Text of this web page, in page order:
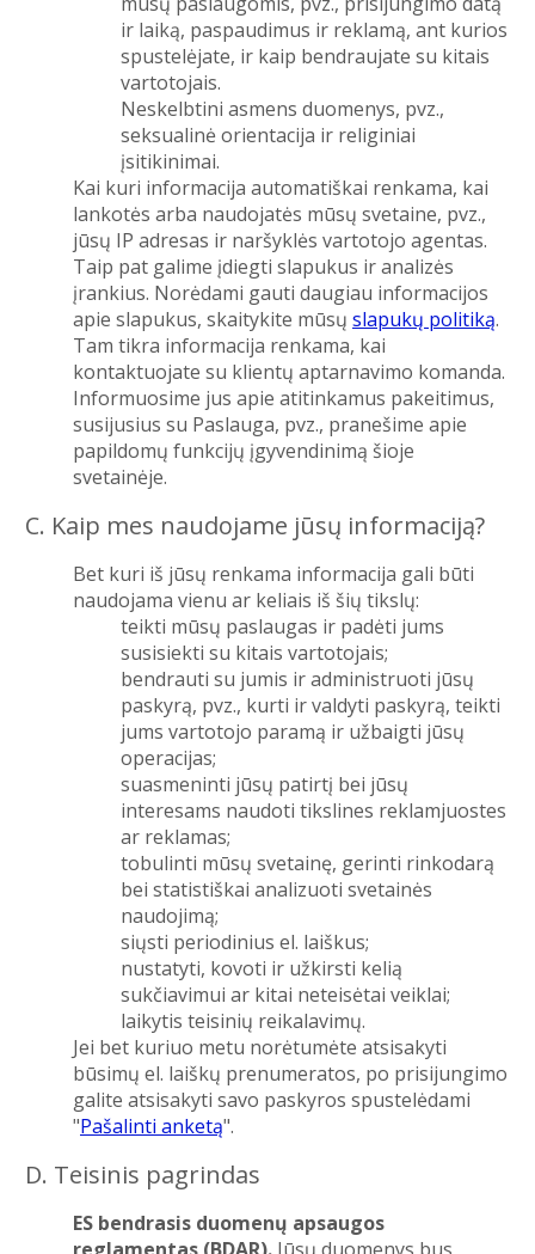
ir laiką, paspaudimus ir reklamą, ant kurios
spustelėjate, ir kaip bendraujate su kitais
vartotojais.
Neskelbtini asmens duomenys, pvz.,
seksualinė orientacija ir religiniai
įsitikinimai.
Kai kuri informacija automatiškai renkama, kai
lankotės arba naudojatės mūsų svetaine, pvz.,
jūsų IP adresas ir naršyklės vartotojo agentas.
Taip pat galime įdiegti slapukus ir analizės
įrankius. Norėdami gauti daugiau informacijos
apie slapukus, skaitykite mūsų slapukų politiką.
Tam tikra informacija renkama, kai
kontaktuojate su klientų aptarnavimo komanda.
Informuosime jus apie atitinkamus pakeitimus,
susijusius su Paslauga, pvz., pranešime apie
papildomų funkcijų įgyvendinimą šioje
svetainėje.
C. Kaip mes naudojame jūsų informaciją?
Bet kuri iš jūsų renkama informacija gali būti
naudojama vienu ar keliais iš šių tikslų:
teikti mūsų paslaugas ir padėti jums
susisiekti su kitais vartotojais;
bendrauti su jumis ir administruoti jūsų
paskyrą, pvz., kurti ir valdyti paskyrą, teikti
jums vartotojo paramą ir užbaigti jūsų
operacijas;
suasmeninti jūsų patirtį bei jūsų
interesams naudoti tikslines reklamjuostes
ar reklamas;
tobulinti mūsų svetainę, gerinti rinkodarą
bei statistiškai analizuoti svetainės
naudojimą;
siųsti periodinius el. laiškus;
nustatyti, kovoti ir užkirsti kelią
sukčiavimui ar kitai neteisėtai veiklai;
laikytis teisinių reikalavimų.
Jei bet kuriuo metu norėtumėte atsisakyti
būsimų el. laiškų prenumeratos, po prisijungimo
galite atsisakyti savo paskyros spustelėdami
"Pašalinti anketą".
D. Teisinis pagrindas
ES bendrasis duomenų apsaugos